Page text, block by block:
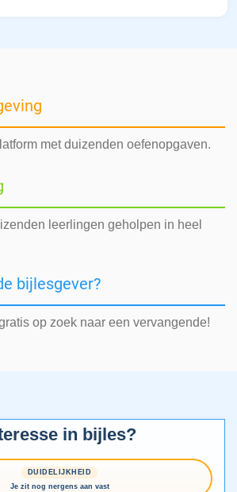
met duizenden oefenopgaven.
leerlingen geholpen in heel
bijlesgever?
op zoek naar een vervangende!
in bijles?
DUIDELIJKHEID
Je zit nog nergens aan vast